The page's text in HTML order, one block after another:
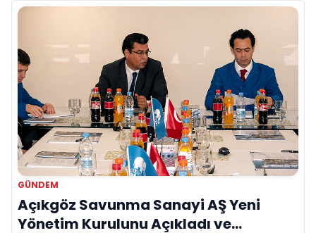
GÜNDEM
Açıkgöz Savunma Sanayi AŞ Yeni
Yönetim Kurulunu Açıkladı ve